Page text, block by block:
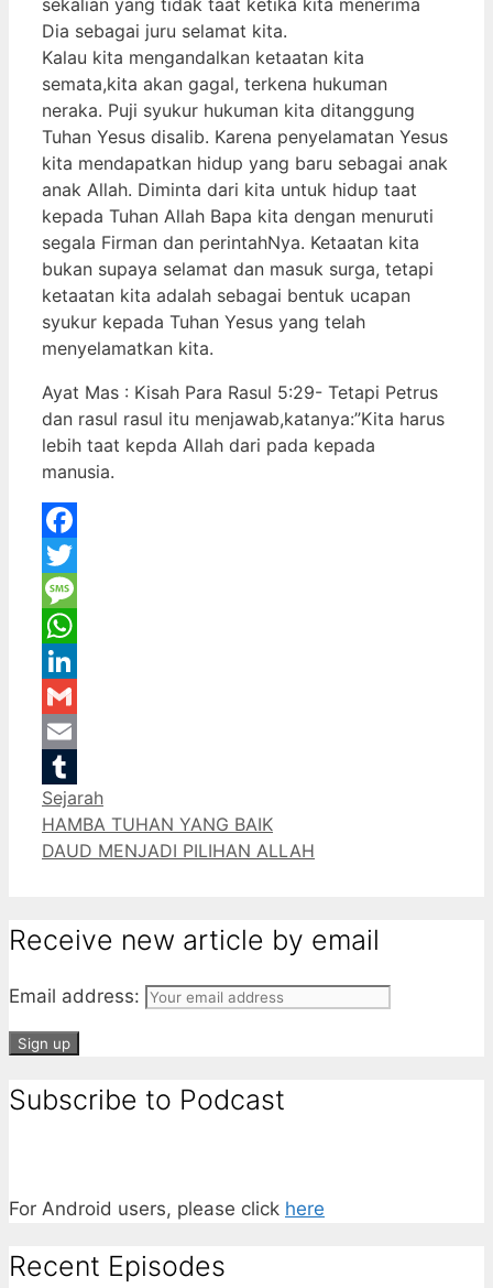
Dia sebagai juru selamat kita.
Kalau kita mengandalkan ketaatan kita
semata,kita akan gagal, terkena hukuman
neraka. Puji syukur hukuman kita ditanggung
Tuhan Yesus disalib. Karena penyelamatan Yesus
kita mendapatkan hidup yang baru sebagai anak
anak Allah. Diminta dari kita untuk hidup taat
kepada Tuhan Allah Bapa kita dengan menuruti
segala Firman dan perintahNya. Ketaatan kita
bukan supaya selamat dan masuk surga, tetapi
ketaatan kita adalah sebagai bentuk ucapan
syukur kepada Tuhan Yesus yang telah
menyelamatkan kita.
Ayat Mas : Kisah Para Rasul 5:29- Tetapi Petrus
dan rasul rasul itu menjawab,katanya:”Kita harus
lebih taat kepda Allah dari pada kepada
manusia.
Facebook
Twitter
Message
WhatsApp
LinkedIn
Gmail
Email
Tumblr
Categories
Sejarah
HAMBA TUHAN YANG BAIK
DAUD MENJADI PILIHAN ALLAH
Receive new article by email
Email address:
Subscribe to Podcast
For Android users, please click here
Recent Episodes